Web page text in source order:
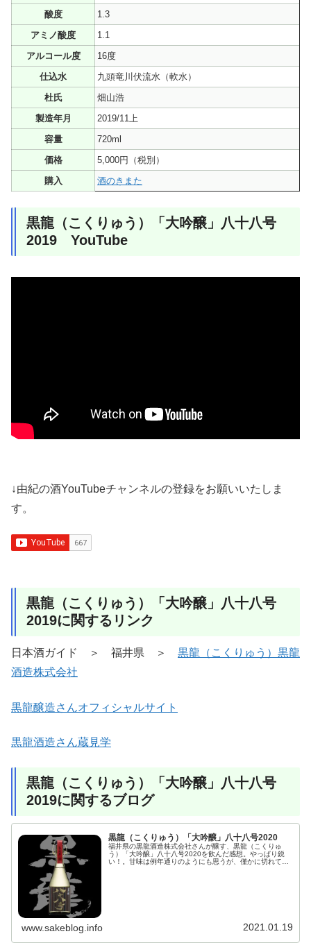
酸度
1.3
アミノ酸度
1.1
アルコール度
16度
仕込水
九頭竜川伏流水（軟水）
杜氏
畑山浩
製造年月
2019/11上
容量
720ml
価格
5,000円（税別）
購入
酒のきまた
黒龍（こくりゅう）「大吟醸」八十八号
2019 YouTube
↓由紀の酒YouTubeチャンネルの登録をお願いいたしま
す。
黒龍（こくりゅう）「大吟醸」八十八号
2019に関するリンク
日本酒ガイド ＞ 福井県 ＞ 黒龍（こくりゅう）黒龍
酒造株式会社
黒龍醸造さんオフィシャルサイト
黒龍酒造さん蔵見学
黒龍（こくりゅう）「大吟醸」八十八号
2019に関するブログ
黒龍（こくりゅう）「大吟醸」八十八号2020
福井県の黒龍酒造株式会社さんが醸す、黒龍（こくりゅ
う）「大吟醸」八十八号2020を飲んだ感想。やっぱり鋭
い！。甘味は例年通りのようにも思うが、僅かに切れてい
www.sakeblog.info 2021.01.19